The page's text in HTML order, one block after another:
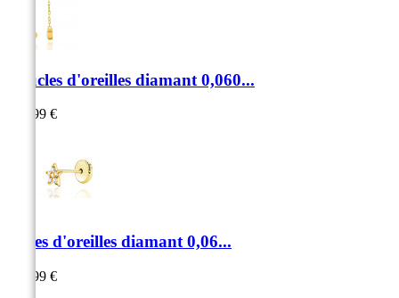
Boucles d'oreilles diamant 0,060...
499,99 €
Puces d'oreilles diamant 0,06...
279,99 €